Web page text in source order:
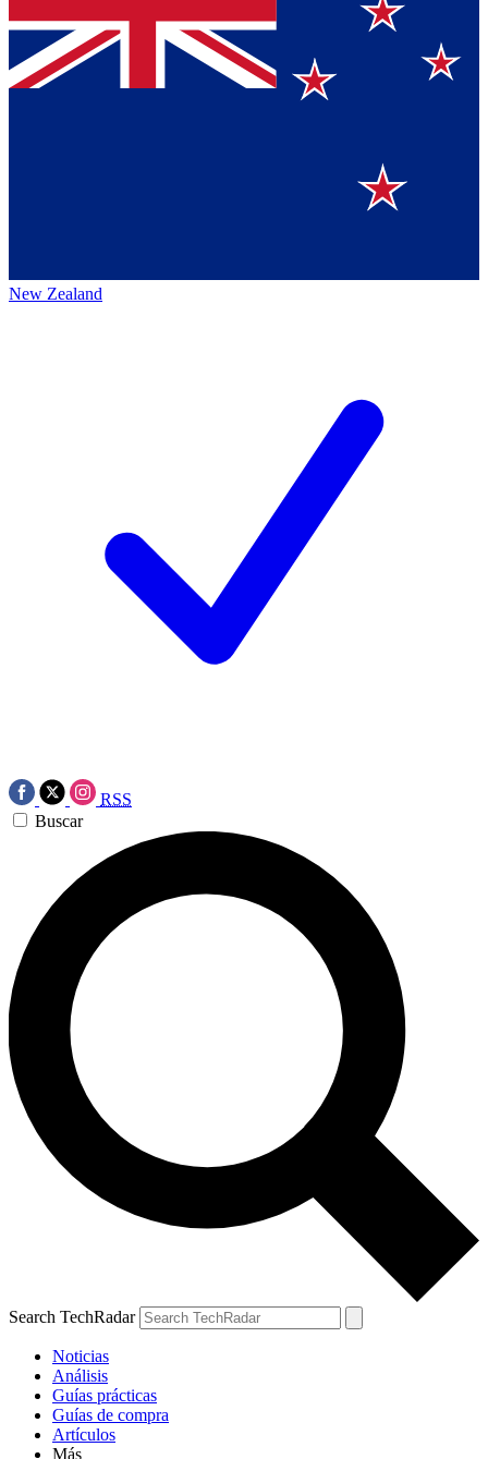
New Zealand
RSS
Buscar
Search TechRadar
Noticias
Análisis
Guías prácticas
Guías de compra
Artículos
Más